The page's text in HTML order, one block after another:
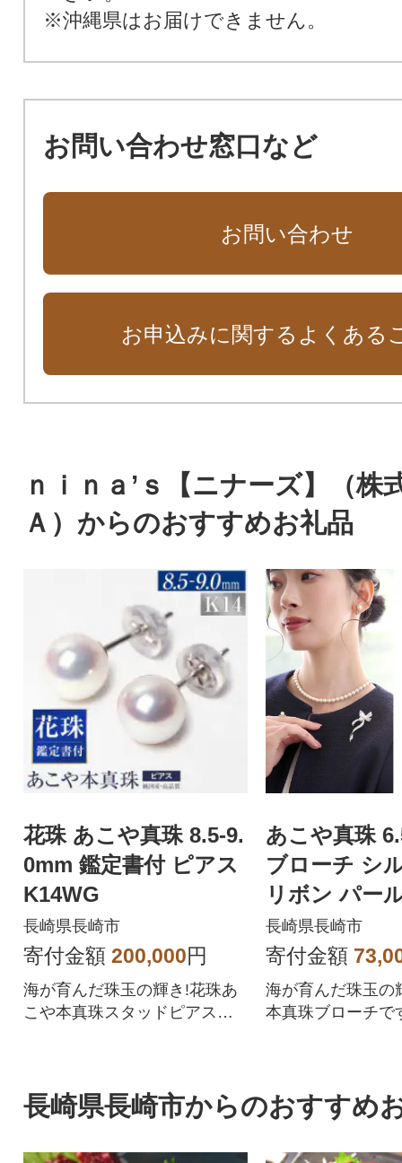
※沖縄県はお届けできません。
お問い合わせ窓口など
お問い合わせ
お申込みに関するよくある
ｎｉｎａ’ｓ【ニナーズ】（株
Ａ）からのおすすめお礼品
花珠 あこや真珠 8.5-9.
0mm 鑑定書付 ピアス
K14WG
長崎県長崎市
寄付金額 200,000円
海が育んだ珠玉の輝き!花珠あ
こや本真珠スタッドピアスで
あこや真珠
ブローチ シ
リボン パー
長崎県長崎市
寄付金額
海が育んだ珠玉の
本真珠ブローチで
長崎県長崎市からのおすすめ